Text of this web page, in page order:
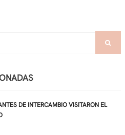
DE INTERCAMBIO VISITARON EL